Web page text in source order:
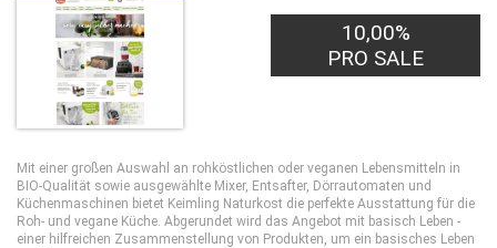
10,00%
PRO SALE
Mit einer großen Auswahl an rohköstlichen oder veganen Lebensmitteln in
BIO-Qualität sowie ausgewählte Mixer, Entsafter, Dörrautomaten und
Küchenmaschinen bietet Keimling Naturkost die perfekte Ausstattung für die
Roh- und vegane Küche. Abgerundet wird das Angebot mit basisch Leben -
einer hilfreichen Zusammenstellung von Produkten, um ein basisches Leben